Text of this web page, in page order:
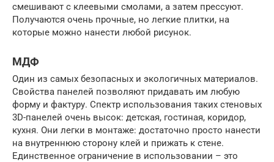
смешивают с клеевыми смолами, а затем прессуют.
Получаются очень прочные, но легкие плитки, на
которые можно нанести любой рисунок.
МДФ
Один из самых безопасных и экологичных материалов.
Свойства панелей позволяют придавать им любую
форму и фактуру. Спектр использования таких стеновых
3D-панелей очень высок: детская, гостиная, коридор,
кухня. Они легки в монтаже: достаточно просто нанести
на внутреннюю сторону клей и прижать к стене.
Единственное ограничение в использовании – это